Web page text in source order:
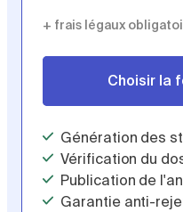
+ frais légaux
Choisir la
Génération des
Vérification du
Publication de
Garantie anti-